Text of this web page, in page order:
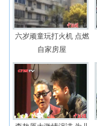
六岁顽童玩打火机 点燃
自家房屋